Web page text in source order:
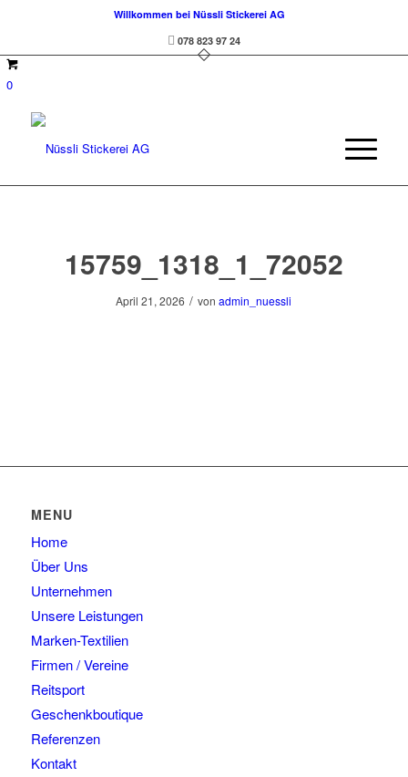
Willkommen bei Nüssli Stickerei AG
078 823 97 24
0
15759_1318_1_72052
April 21, 2026 / vonadmin_nuessli
MENU
Home
Über Uns
Unternehmen
Unsere Leistungen
Marken-Textilien
Firmen / Vereine
Reitsport
Geschenkboutique
Referenzen
Kontakt